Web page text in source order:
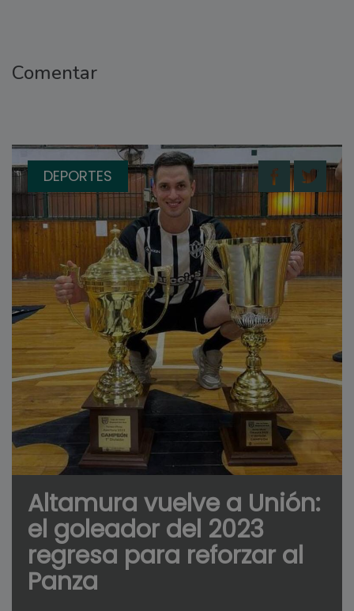
Comentar
DEPORTES
Altamura vuelve a Unión:
el goleador del 2023
regresa para reforzar al
Panza